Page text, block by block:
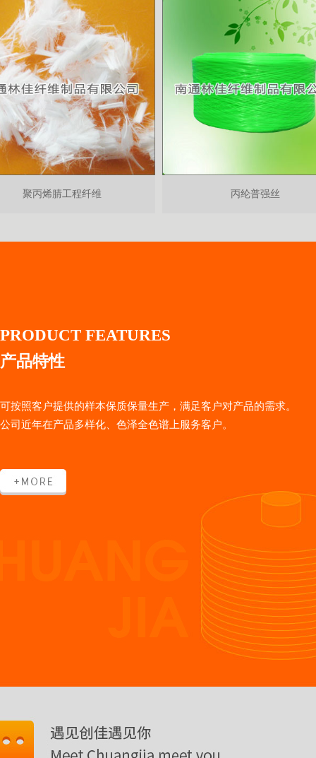
聚丙烯腈工程纤维 丙纶普强丝
PRODUCT FEATURES
产品特性
可按照客户提供的样本保质保量生产，满足客户对产品的需求。
公司近年在产品多样化、色泽全色谱上服务客户。